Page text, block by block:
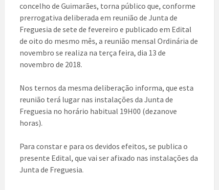
concelho de Guimarães, torna público que, conforme
prerrogativa deliberada em reunião de Junta de
Freguesia de sete de fevereiro e publicado em Edital
de oito do mesmo mês, a reunião mensal Ordinária de
novembro se realiza na terça feira, dia 13 de
novembro de 2018.
Nos ternos da mesma deliberação informa, que esta
reunião terá lugar nas instalações da Junta de
Freguesia no horário habitual 19H00 (dezanove
horas).
Para constar e para os devidos efeitos, se publica o
presente Edital, que vai ser afixado nas instalações da
Junta de Freguesia.